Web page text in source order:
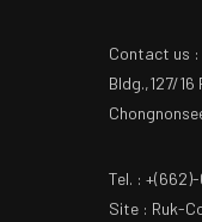
Contact us :
Bldg.,127/
Tel. :
Site : Ruk-